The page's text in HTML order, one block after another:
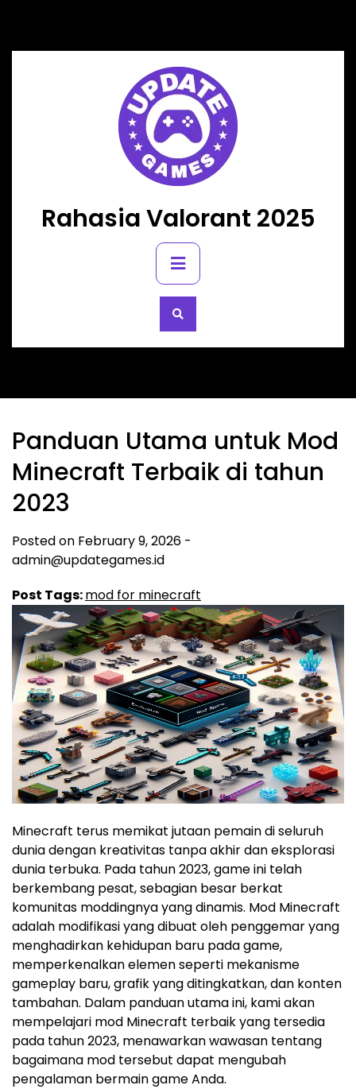
content
Rahasia Valorant 2025
Primary
Menu
Panduan Utama untuk Mod
Minecraft Terbaik di tahun
2023
Posted on February 9, 2026 -
admin@updategames.id
Post Tags:mod for minecraft
Minecraft terus memikat jutaan pemain di seluruh
dunia dengan kreativitas tanpa akhir dan eksplorasi
dunia terbuka. Pada tahun 2023, game ini telah
berkembang pesat, sebagian besar berkat
komunitas moddingnya yang dinamis. Mod Minecraft
adalah modifikasi yang dibuat oleh penggemar yang
menghadirkan kehidupan baru pada game,
memperkenalkan elemen seperti mekanisme
gameplay baru, grafik yang ditingkatkan, dan konten
tambahan. Dalam panduan utama ini, kami akan
mempelajari mod Minecraft terbaik yang tersedia
pada tahun 2023, menawarkan wawasan tentang
bagaimana mod tersebut dapat mengubah
pengalaman bermain game Anda.